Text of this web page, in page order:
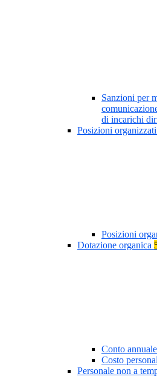
Sanzioni per
di incarichi
Posizioni
Posizioni
Dotazione organica
Conto
Costo
Personale non a